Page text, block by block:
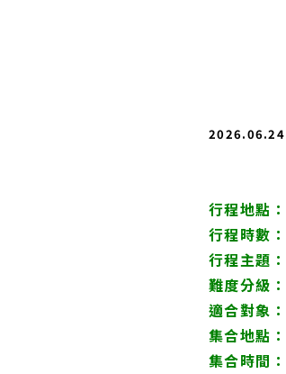
2026.06.24
行程地點：
行程時數：
行程主題：
難度分級：
適合對象：
集合地點：
集合時間：